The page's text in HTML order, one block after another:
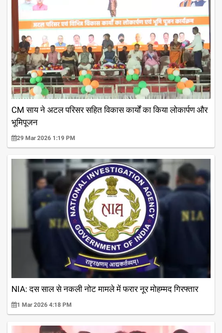
CM साय ने अटल परिसर सहित विकास कार्यों का किया लोकार्पण और
भूमिपूजन
29 Mar 2026 1:19 PM
NIA: दस साल से नकली नोट मामले में फरार नूर मोहम्मद गिरफ्तार
1 Mar 2026 4:18 PM